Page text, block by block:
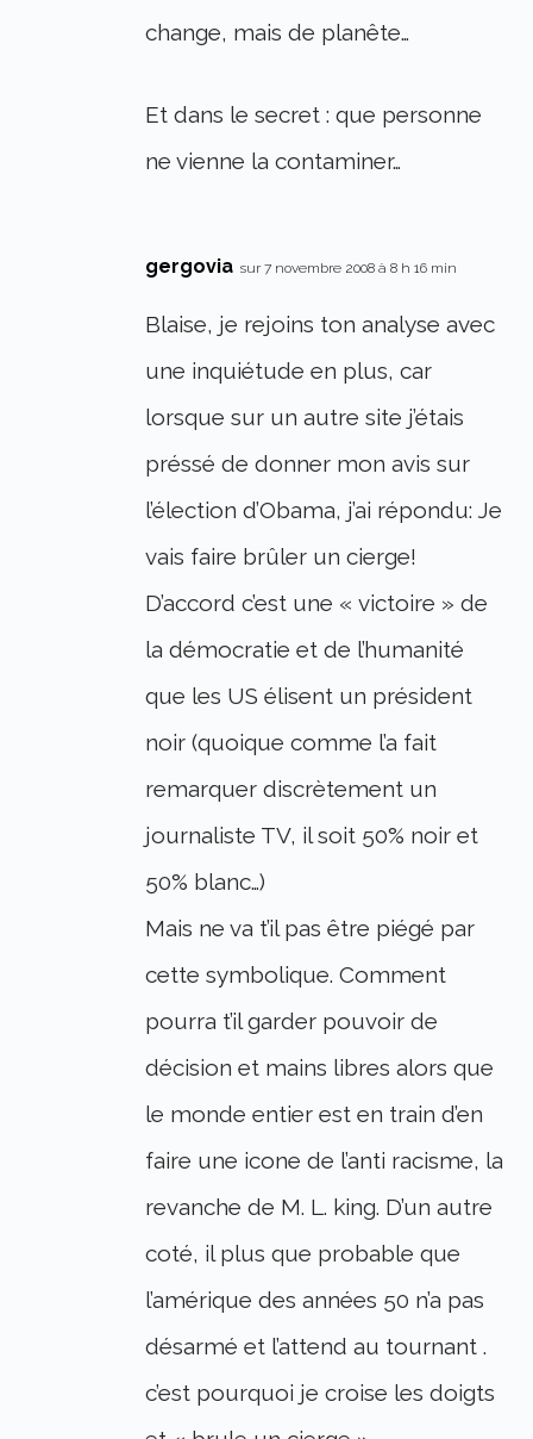
change, mais de planête…
Et dans le secret : que personne
ne vienne la contaminer…
gergovia sur 7 novembre 2008 à 8 h 16 min
Blaise, je rejoins ton analyse avec
une inquiétude en plus, car
lorsque sur un autre site j’étais
préssé de donner mon avis sur
l’élection d’Obama, j’ai répondu: Je
vais faire brûler un cierge!
D’accord c’est une « victoire » de
la démocratie et de l’humanité
que les US élisent un président
noir (quoique comme l’a fait
remarquer discrètement un
journaliste TV, il soit 50% noir et
50% blanc…)
Mais ne va t’il pas être piégé par
cette symbolique. Comment
pourra t’il garder pouvoir de
décision et mains libres alors que
le monde entier est en train d’en
faire une icone de l’anti racisme, la
revanche de M. L. king. D’un autre
coté, il plus que probable que
l’amérique des années 50 n’a pas
désarmé et l’attend au tournant .
c’est pourquoi je croise les doigts